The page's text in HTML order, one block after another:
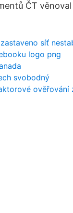
ČT
síť
logo png
svobodný
ověřování